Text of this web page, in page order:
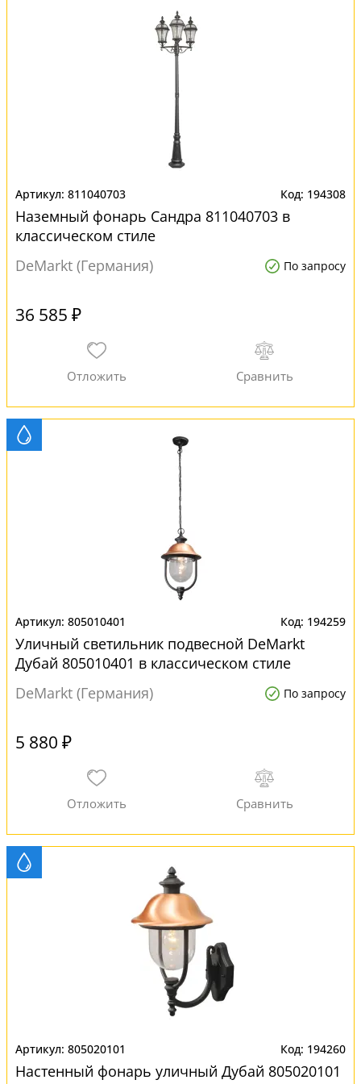
811040703 194308
Наземный фонарь Сандра 811040703 в
классическом стиле
DeMarkt (Германия)
По запросу
36 585 ₽
805010401 194259
Уличный светильник подвесной DeMarkt
Дубай 805010401 в классическом стиле
DeMarkt (Германия)
По запросу
5 880 ₽
805020101 194260
Настенный фонарь уличный Дубай 805020101